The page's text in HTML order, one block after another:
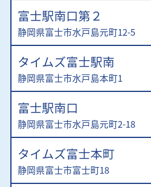
富士駅南口第２
静岡県富士市水戸島元町12-5
タイムズ富士駅南
静岡県富士市水戸島本町1
富士駅南口
静岡県富士市水戸島元町2-18
タイムズ富士本町
静岡県富士市富士町18